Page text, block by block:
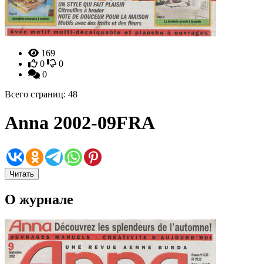
169
0
0
0
Всего страниц: 48
Anna 2002-09FRA
Читать
О журнале